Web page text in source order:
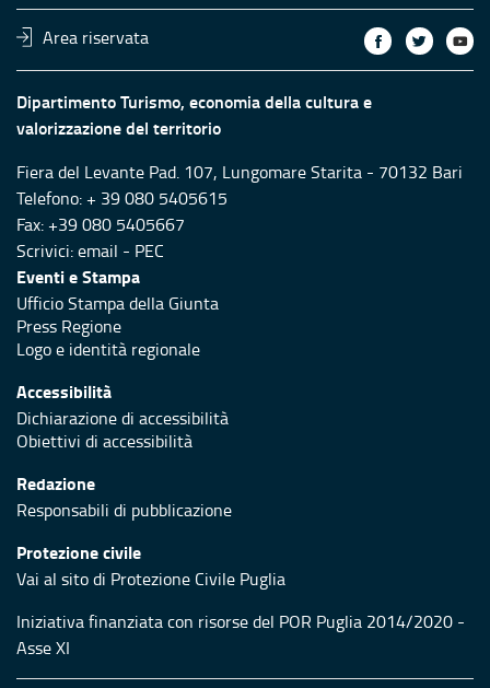
Area riservata
Dipartimento Turismo, economia della cultura e
valorizzazione del territorio
Fiera del Levante Pad. 107, Lungomare Starita - 70132 Bari
Telefono: + 39 080 5405615
Fax: +39 080 5405667
Scrivici:email - PEC
Eventi e Stampa
Ufficio Stampa della Giunta
Press Regione
Logo e identità regionale
Accessibilità
Dichiarazione di accessibilità
Obiettivi di accessibilità
Redazione
Responsabili di pubblicazione
Protezione civile
Vai al sito di Protezione Civile Puglia
Iniziativa finanziata con risorse del POR Puglia 2014/2020 -
Asse XI